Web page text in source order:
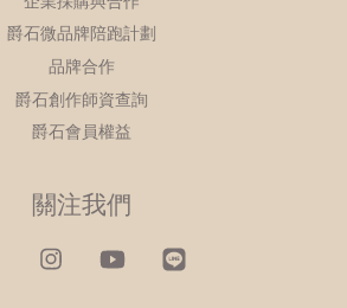
爵石微品牌陪跑計劃
品牌合作
爵石創作師資查詢
爵石會員權益
關注我們
Facebook Instagram YouTube